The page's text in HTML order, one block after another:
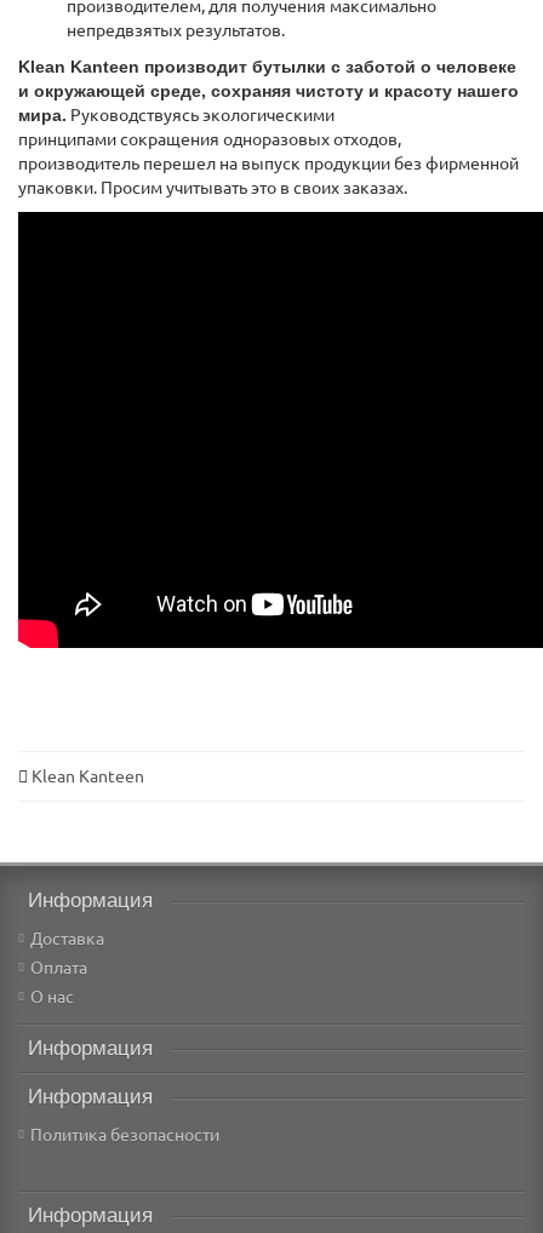
производителем, для получения максимально
непредвзятых результатов.
Klean Kanteen производит бутылки с заботой о человеке
и окружающей среде, сохраняя чистоту и красоту нашего
мира. Руководствуясь экологическими
принципами сокращения одноразовых отходов,
производитель перешел на выпуск продукции без фирменной
упаковки. Просим учитывать это в своих заказах.
Klean Kanteen
Информация
Доставка
Оплата
О нас
Информация
Информация
Политика безопасности
Информация